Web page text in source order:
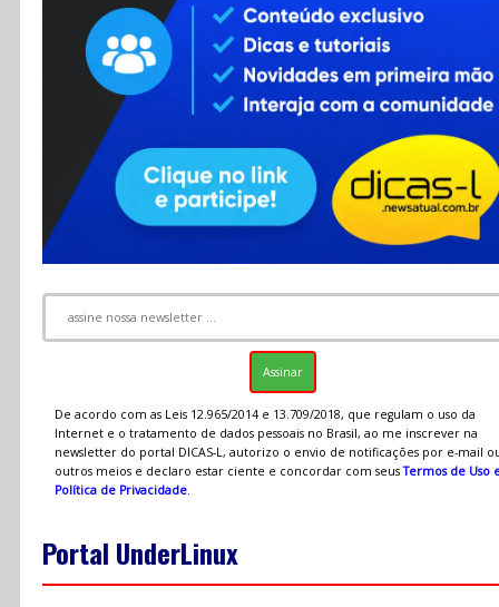
Contato
RSS
De acordo com as Leis 12.965/2014 e 13.709/2018, que regulam o uso da
Internet e o tratamento de dados pessoais no Brasil, ao me inscrever na
newsletter do portal DICAS-L, autorizo o envio de notificações por e-mail
outros meios e declaro estar ciente e concordar com seusTermos de Uso
Política de Privacidade.
Portal UnderLinux